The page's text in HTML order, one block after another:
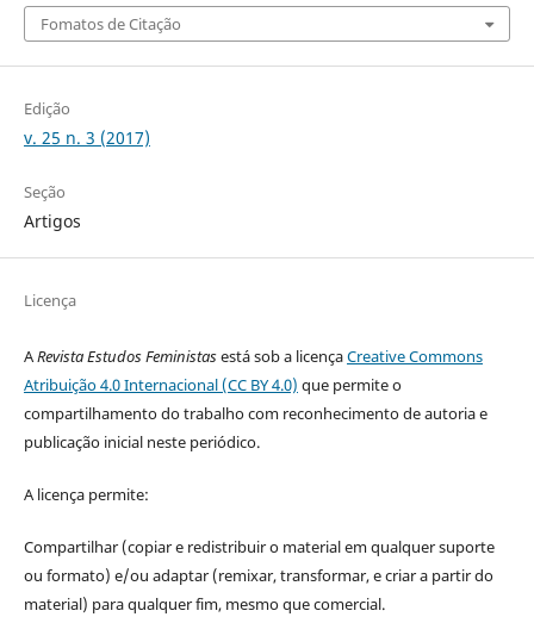
Fomatos de Citação
Edição
v. 25 n. 3 (2017)
Seção
Artigos
Licença
ARevista Estudos Feministasestá sob a licençaCreative Commons
Atribuição 4.0 Internacional (CC BY 4.0) que permite o
compartilhamento do trabalho com reconhecimento de autoria e
publicação inicial neste periódico.
A licença permite:
Compartilhar (copiar e redistribuir o material em qualquer suporte
ou formato) e/ou adaptar (remixar, transformar, e criar a partir do
material) para qualquer fim, mesmo que comercial.